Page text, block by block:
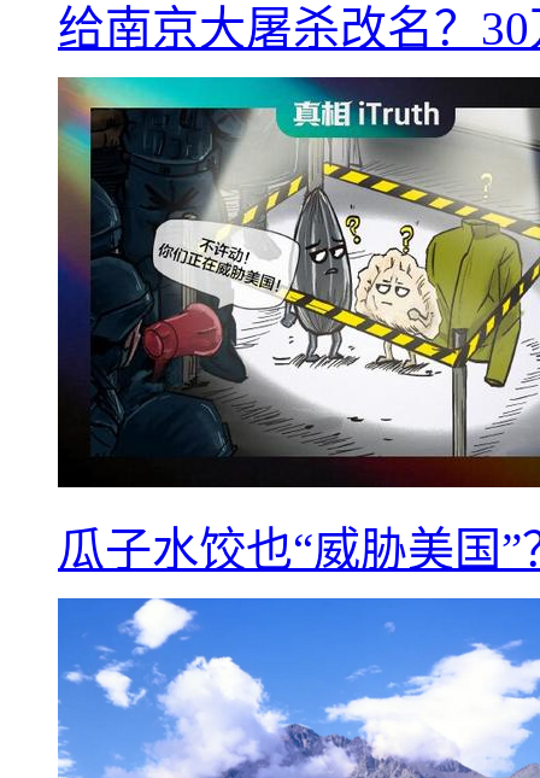
给南京大屠杀改名？
瓜子水饺也“威胁美国”